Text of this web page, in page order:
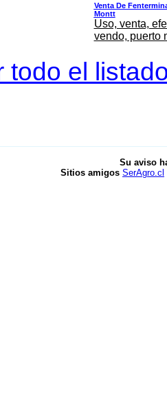
Venta De
Montt
Uso, venta,
vendo, puerto
todo el
Su aviso
Sitios amigos SerAgro.cl